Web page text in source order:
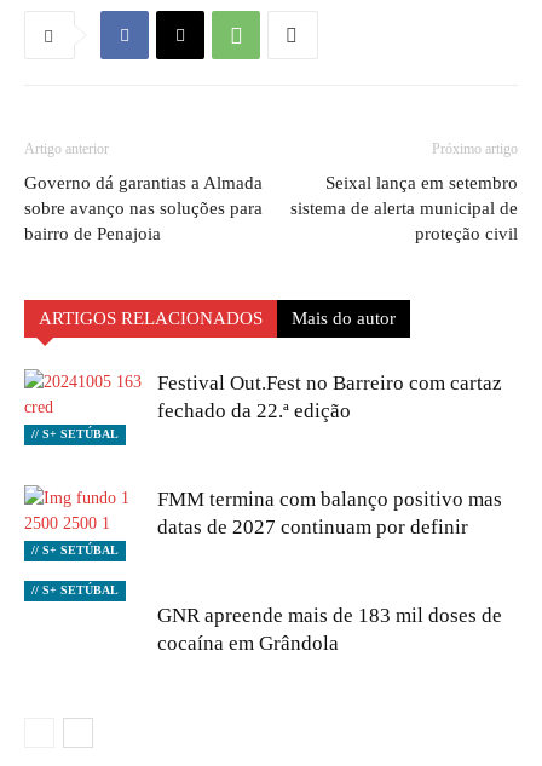
Artigo anterior
Governo dá garantias a Almada
sobre avanço nas soluções para
bairro de Penajoia
Próximo artigo
Seixal lança em setembro
sistema de alerta municipal de
proteção civil
ARTIGOS RELACIONADOS Mais do autor
// S+ SETÚBAL
Festival Out.Fest no Barreiro com cartaz
fechado da 22.ª edição
// S+ SETÚBAL
FMM termina com balanço positivo mas
datas de 2027 continuam por definir
// S+ SETÚBAL
GNR apreende mais de 183 mil doses de
cocaína em Grândola